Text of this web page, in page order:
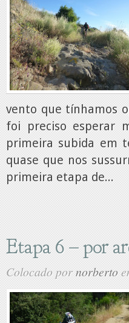
vento que tínhamos
foi preciso esperar
primeira subida em
quase que nos
primeira etapa de...
Etapa 6 – por
Colocado pornorberto